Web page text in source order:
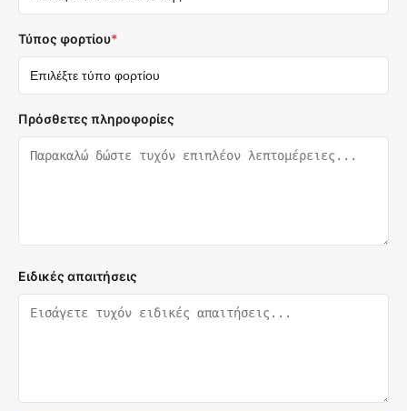
Τύπος φορτίου*
Πρόσθετες πληροφορίες
Ειδικές απαιτήσεις